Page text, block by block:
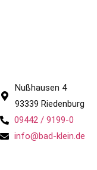
Nußhausen 4
93339 Riedenburg
09442 / 9199-0
info@bad-klein.de